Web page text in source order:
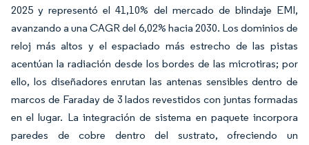
2025 y representó el 41,10% del mercado de blindaje EMI,
avanzando a una CAGR del 6,02% hacia 2030. Los dominios de
reloj más altos y el espaciado más estrecho de las pistas
acentúan la radiación desde los bordes de las microtiras; por
ello, los diseñadores enrutan las antenas sensibles dentro de
marcos de Faraday de 3 lados revestidos con juntas formadas
en el lugar. La integración de sistema en paquete incorpora
paredes de cobre dentro del sustrato, ofreciendo un